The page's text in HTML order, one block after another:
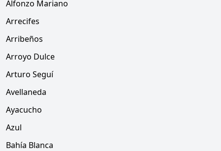
Alfonzo Mariano
Arrecifes
Arribeños
Arroyo Dulce
Arturo Seguí
Avellaneda
Ayacucho
Azul
Bahía Blanca